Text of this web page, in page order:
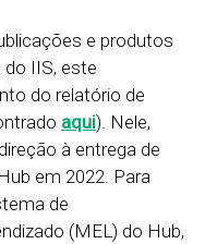
e produtos
IIS, este
do relatório de
aqui). Nele,
à entrega de
em 2022. Para
de
(MEL) do Hub,